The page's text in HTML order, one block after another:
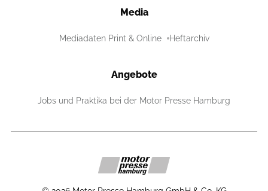
Media
Mediadaten Print & Online Heftarchiv
Angebote
Jobs und Praktika bei der Motor Presse Hamburg